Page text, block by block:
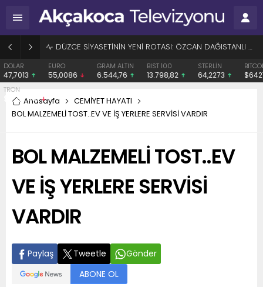
BAŞHEKİME “SONAY” DEMEK SUÇ DUYURUSU OLDU
EURO
55,0086
GRAM ALTIN
6.544,76
BIST 100
13.798,82
STERLİN
64,2273
BITCOIN
$64278
Anasayfa
CEMİYET HAYATI
BOL MALZEMELİ TOST..EV VE İŞ YERLERE SERVİSİ VARDIR
BOL MALZEMELİ TOST..EV
VE İŞ YERLERE SERVİSİ
VARDIR
Paylaş Tweetle
Gönder
ABONE OL